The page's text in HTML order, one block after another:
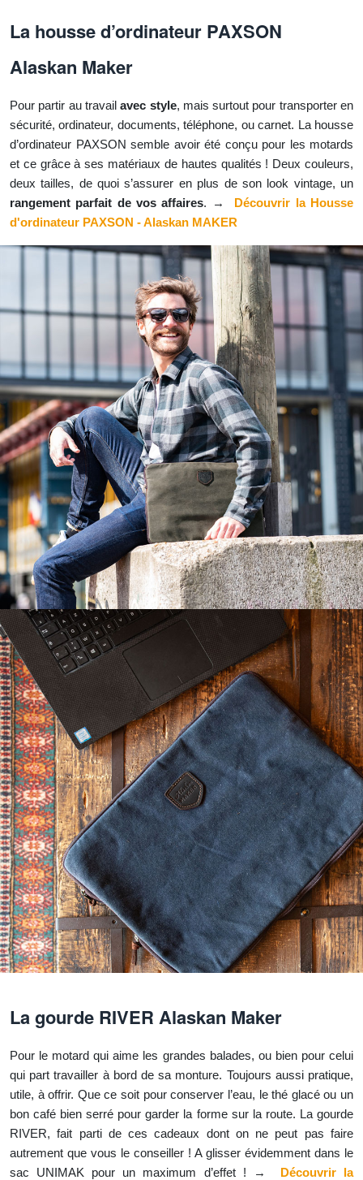
La housse d’ordinateur PAXSON
Alaskan Maker
Pour partir au travailavec style, mais surtout pour transporter en
sécurité, ordinateur, documents, téléphone, ou carnet. La housse
d’ordinateur PAXSON semble avoir été conçu pour les motards
et ce grâce à ses matériaux de hautes qualités ! Deux couleurs,
deux tailles, de quoi s’assurer en plus de son look vintage, un
rangement parfait de vos affaires. →
Découvrir la Housse
d'ordinateur PAXSON - Alaskan MAKER
La gourde RIVER Alaskan Maker
Pour le motard qui aime les grandes balades, ou bien pour celui
qui part travailler à bord de sa monture. Toujours aussi pratique,
utile, à offrir. Que ce soit pour conserver l’eau, le thé glacé ou un
bon café bien serré pour garder la forme sur la route. La gourde
RIVER, fait parti de ces cadeaux dont on ne peut pas faire
autrement que vous le conseiller ! A glisser évidemment dans le
sac UNIMAK pour un maximum d’effet ! →
Découvrir la